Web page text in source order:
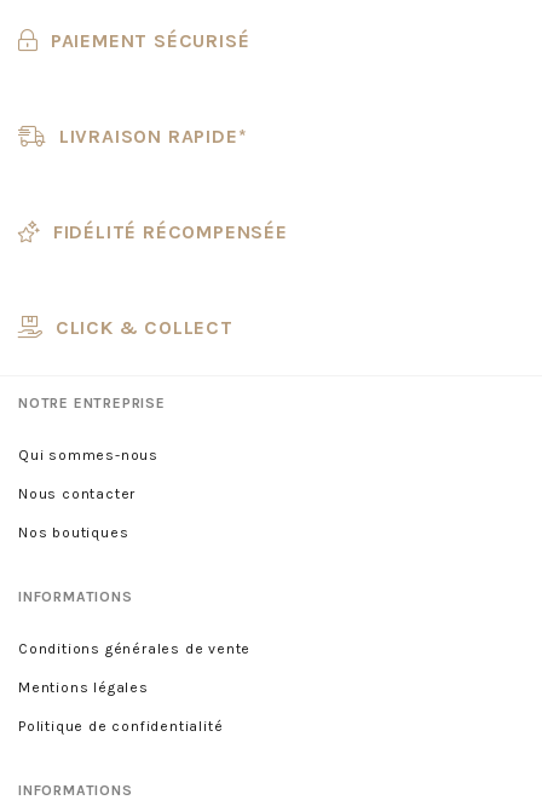
PAIEMENT SÉCURISÉ
LIVRAISON RAPIDE*
FIDÉLITÉ RÉCOMPENSÉE
CLICK & COLLECT
NOTRE ENTREPRISE
Qui sommes-nous
Nous contacter
Nos boutiques
INFORMATIONS
Conditions générales de vente
Mentions légales
Politique de confidentialité
INFORMATIONS